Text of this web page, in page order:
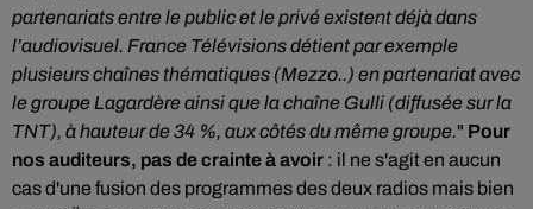
partenariats entre le public et le privé existent déjà dans
l’audiovisuel. France Télévisions détient par exemple
plusieurs chaînes thématiques (Mezzo..) en partenariat avec
le groupe Lagardère ainsi que la chaîne Gulli (diffusée sur la
TNT), à hauteur de 34 %, aux côtés du même groupe." Pour
nos auditeurs, pas de crainte à avoir : il ne s'agit en aucun
cas d'une fusion des programmes des deux radios mais bien